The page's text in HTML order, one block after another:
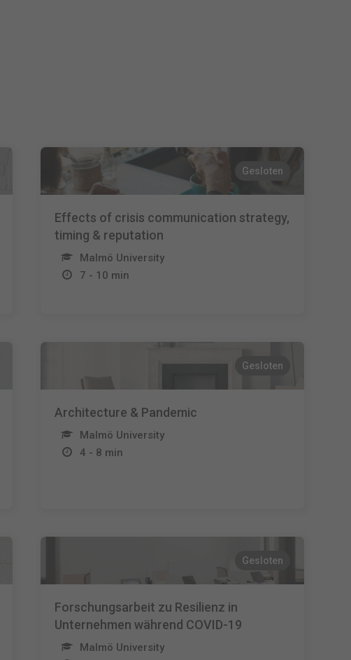
Gesloten
Effects of crisis communication strategy,
timing & reputation
Malmö University
7 - 10 min
Gesloten
Architecture & Pandemic
Malmö University
4 - 8 min
Gesloten
Forschungsarbeit zu Resilienz in
Unternehmen während COVID-19
Malmö University